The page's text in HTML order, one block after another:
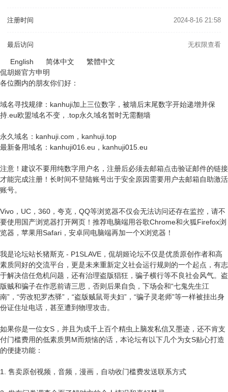
注册时间 2024-8-16 21:58
最后访问 无权限查看
English 简体中文
繁體中文
侃胡姬官方申明
各位圈内的朋友你们好：
域名寻找规律：kanhuji加上三位数字，被墙后末尾数字开始递增并保
持.eu欧盟域名不变，.top永久域名暂时无需翻墙
永久域名：kanhuji.com，kanhuji.top
最新备用域名：kanhuji016.eu，kanhuji015.eu
注意！建议不要用纯数字用户名，注册后必须去邮箱点击验证邮件的链接
才能完成注册！长时间不登陆账号出于安全原因需要用户去邮箱自助激活
账号。
Vivo，UC，360，夸克，QQ等浏览器不仅会无法访问还存在监控，请不
要使用国产浏览器打开网页！推荐电脑端用谷歌Chrome和火狐Firefox浏
览器，苹果用Safari，安卓同电脑端再加一个X浏览器！
我是论坛站长猪斯克 - P1SLAVE，侃胡姬论坛不仅是优质原创作者和高
素质同好的交流平台，更是未来重新定义社会运行规则的一个起点，有志
于解决信任危机问题，还有治理盗版猖狂，骗子横行等不良社会风气。盗
版贼和骗子在作恶前请三思，否则后果自负，下场会和“七鬼先生江
南”，“劳改犯罗杰驿”，“盗版贼鼠哥夫妇”，“骗子灵老师”等一样被挂出身
份证住址电话，甚至遭到物理攻击。
如果你是一位女S，并且为成千上百个精虫上脑发私信又墨迹，还不肯支
付门槛费用的低素质男M而烦恼的话，本论坛有以下几个为女S贴心打造
的便捷功能：
1. 售卖原创视频，音频，漫画，自动收门槛费发送联系方式